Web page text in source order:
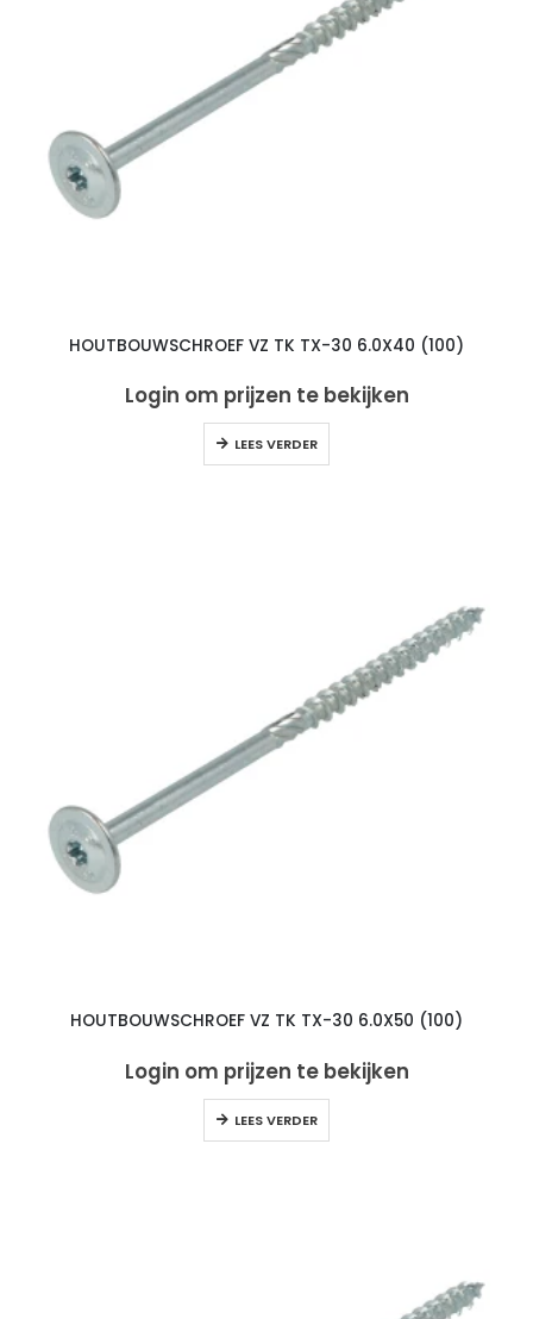
HOUTBOUWSCHROEF VZ TK TX-30 6.0X40 (100)
Login om prijzen te bekijken
LEES VERDER
HOUTBOUWSCHROEF VZ TK TX-30 6.0X50 (100)
Login om prijzen te bekijken
LEES VERDER